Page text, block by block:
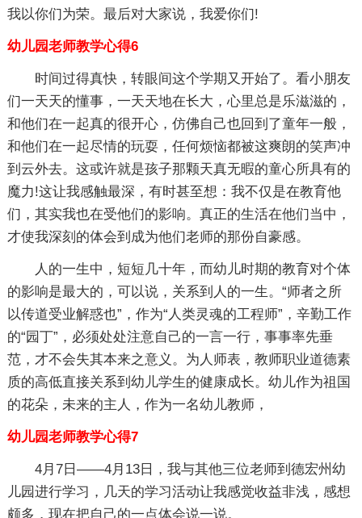
我以你们为荣。最后对大家说，我爱你们!
幼儿园老师教学心得6
时间过得真快，转眼间这个学期又开始了。看小朋友
们一天天的懂事，一天天地在长大，心里总是乐滋滋的，
和他们在一起真的很开心，仿佛自己也回到了童年一般，
和他们在一起尽情的玩耍，任何烦恼都被这爽朗的笑声冲
到云外去。这或许就是孩子那颗天真无暇的童心所具有的
魔力!这让我感触最深，有时甚至想：我不仅是在教育他
们，其实我也在受他们的影响。真正的生活在他们当中，
才使我深刻的体会到成为他们老师的那份自豪感。
人的一生中，短短几十年，而幼儿时期的教育对个体
的影响是最大的，可以说，关系到人的一生。“师者之所
以传道受业解惑也”，作为“人类灵魂的工程师”，辛勤工作
的“园丁”，必须处处注意自己的一言一行，事事率先垂
范，才不会失其本来之意义。为人师表，教师职业道德素
质的高低直接关系到幼儿学生的健康成长。幼儿作为祖国
的花朵，未来的主人，作为一名幼儿教师，
幼儿园老师教学心得7
4月7日——4月13日，我与其他三位老师到德宏州幼
儿园进行学习，几天的学习活动让我感觉收益非浅，感想
颇多，现在把自己的一点体会说一说。